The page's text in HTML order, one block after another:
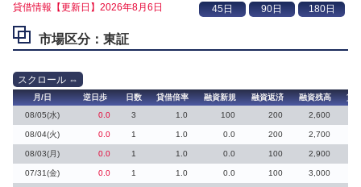
貸借情報【更新日】2026年8月6日
市場区分：東証
月/日 逆日歩 日数 貸借倍率 融資新規 融資返済 融資残高
貸
08/05(水)
0.0 3 1.0 100 200 2,600
08/04(火) 0.0 1 1.0 0.0 200 2,700
08/03(月) 0.0 1 1.0 0.0 100 2,900
07/31(金) 0.0 1 1.0 0.0 100 3,000